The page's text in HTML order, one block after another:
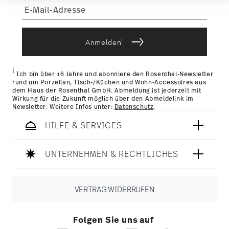
zusammen, die Sie ihnen bereitgestellt haben oder
die sie im Rahmen Ihrer Nutzung der Dienste
sobald Ihr Paket auf die Reise geht.
vorrätige Artikel. Sie können die Lieferzeiten in andere
hier einsehen.
Retouren:Für Retouren nutzen Sie bitte
Anmeldeni
i Ich bin über 16 Jahre und abonniere den Rosenthal-Newsletter
rund um Porzellan, Tisch-/Küchen und Wohn-Accessoires aus
dem Haus der Rosenthal GmbH. Abmeldung ist jederzeit mit
Wirkung für die Zukunft möglich über den Abmeldelink im
Newsletter. Weitere Infos unter: Datenschutz.
HILFE & SERVICES
UNTERNEHMEN & RECHTLICHES
VERTRAG WIDERRUFEN
Folgen Sie uns auf